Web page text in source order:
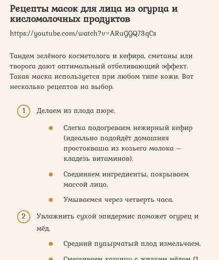
Рецепты масок для лица из огурца и
кисломолочных продуктов
https://youtube.com/watch?v=ARuGGQ73qCs
Тандем зелёного косметолога и кефира, сметаны или
творога дают оптимальный отбеливающий эффект.
Такая маска используется при любом типе кожи. Вот
несколько рецептов на выбор.
Делаем из плода пюре.
Слегка подогреваем нежирный кефир
(идеально подойдёт домашняя
простокваша из козьего молока –
кладезь витаминов).
Соединяем ингредиенты, покрываем
массой лицо.
Умываемся через четверть часа.
Увлажнить сухой эпидермис поможет огурец и
мёд.
Средний пупырчатый плод измельчаем.